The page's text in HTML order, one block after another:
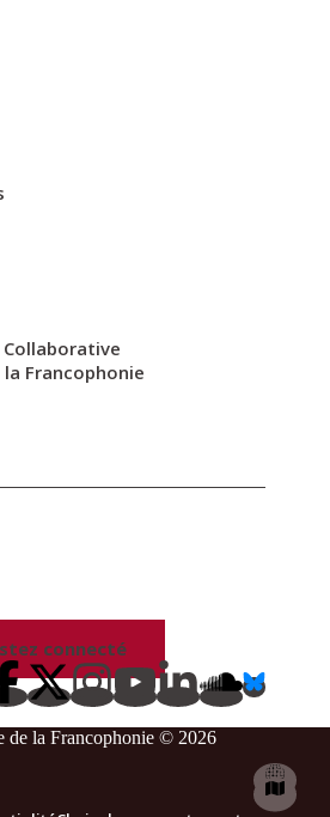
Francophonie
connecté
de la Francophonie © 2026